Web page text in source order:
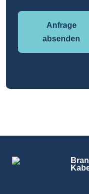
Anfrage
absenden